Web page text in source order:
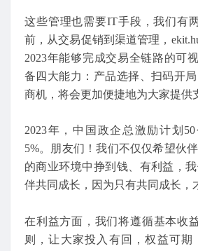
这些管理也需要IT手段，我们有
前，从交易促销到渠道管理，
2023年能够完成交易全链路的可
备四大能力：产品选择、扫码开
商机，将会更加便捷地为大家提供
2023年，中国政企总激励计划
5%。朋友们！我们不仅仅希望伙
的商业环境中挣到钱、有利益，
伴共同成长，因为只有共同成长，
在利益方面，我们将遵循基本收
则，让大家投入有回，权益可期